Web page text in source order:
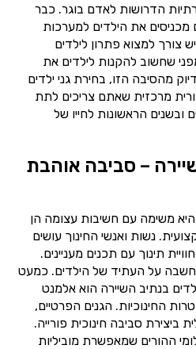
הדרושות לאדם בוגר. כבר
מכניסים את הילדים למערכות
צורך למצוא פתרון לילדים
שחשוב להקנות לילדים את
מהסיבה הזו, בחירת גני ילדים
מרכזית שאתם צריכים לתת
הראשונות לחייו של
– סביבה אוהבת
היא משימה עם חשיבות עצומה הן
נשות ואנשי החינוך עושים
תינוך עם תכנים מעניינים.
מחשבה על העתיד של הילדים. כמעט
בנתיב השיירה הוא אלמנט
החינוכיות. הגנים הפרטיים,
ביצירת סביבה חינוכית פורייה.
ההורים שמאפשרת מוביליות